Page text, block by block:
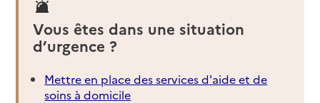
Vous êtes dans une situation
d’urgence ?
Mettre en place des services d'aide et de
soins à domicile